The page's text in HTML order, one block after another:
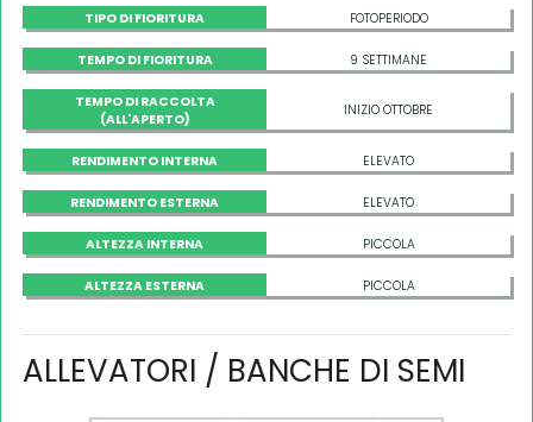
TIPO DI FIORITURA FOTOPERIODO
TEMPO DI FIORITURA 9 SETTIMANE
TEMPO DI RACCOLTA
(ALL'APERTO)
INIZIO OTTOBRE
RENDIMENTO INTERNA ELEVATO
RENDIMENTO ESTERNA ELEVATO
ALTEZZA INTERNA PICCOLA
ALTEZZA ESTERNA PICCOLA
ALLEVATORI / BANCHE DI SEMI